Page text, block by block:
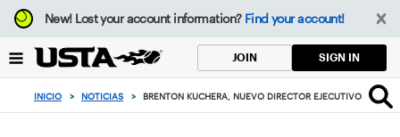
Enfoque
desde
botón
volver
New!Lost your account information? Find your account!
JOIN SIGN IN
INICIO > NOTICIAS > BRENTON KUCHERA, NUEVO DIRECTOR EJECUTIVO DE LA